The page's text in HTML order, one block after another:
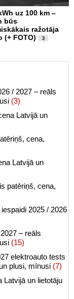
uz 100 km –
būs
ražotāja
(+ FOTO)
3
/ 2027 – reāls
(3)
Latvijā un
cena,
Latvijā un
patēriņš, cena,
2025 / 2026
– reāls
(15)
elektroauto tests
plusi, mīnusi (7)
Latvijā un lietotāju